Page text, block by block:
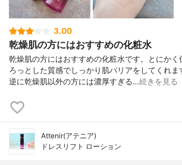
3.00
乾燥肌の方にはおすすめの化粧水
乾燥肌の方にはおすすめの化粧水です。とにかく
ろっとした質感でしっかり肌バリアをしてくれま
逆に乾燥肌以外の方には濃厚すぎる…続きを見る
Attenir(アテニア)
ドレスリフト ローション